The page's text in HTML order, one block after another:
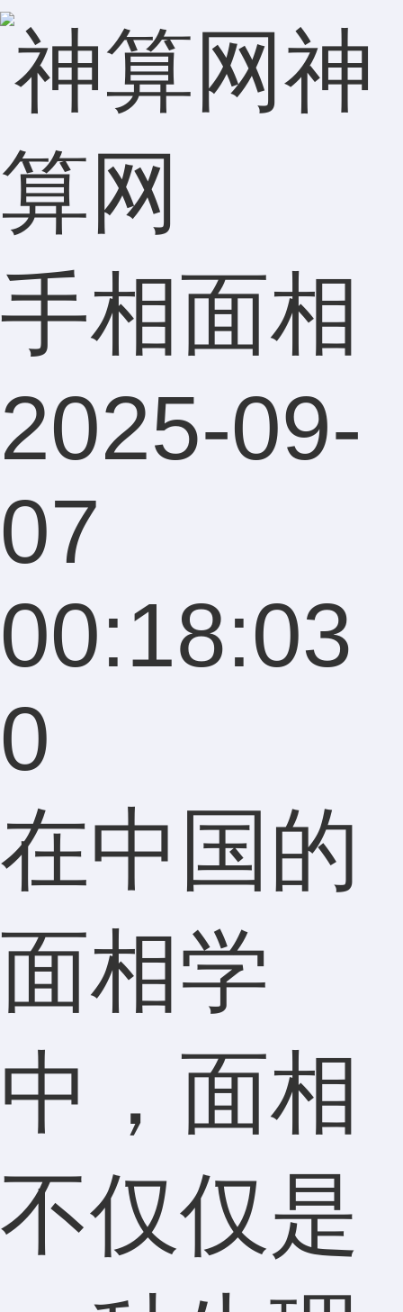
神
算网
手相面相
2025-09-
07
00:18:03
0
在中国的
面相学
中，面相
不仅仅是